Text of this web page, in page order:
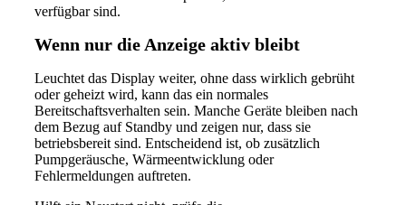
verfügbar sind.
Wenn nur die Anzeige aktiv bleibt
Leuchtet das Display weiter, ohne dass wirklich gebrüht
oder geheizt wird, kann das ein normales
Bereitschaftsverhalten sein. Manche Geräte bleiben nach
dem Bezug auf Standby und zeigen nur, dass sie
betriebsbereit sind. Entscheidend ist, ob zusätzlich
Pumpgeräusche, Wärmeentwicklung oder
Fehlermeldungen auftreten.